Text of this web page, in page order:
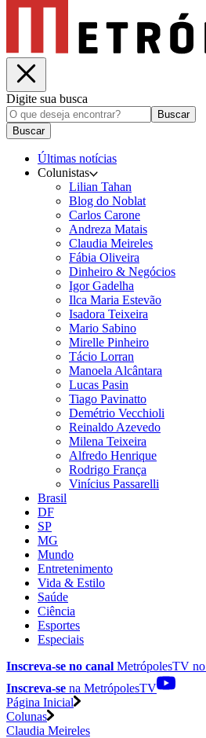
Digite sua busca
Buscar
Buscar
Últimas notícias
Colunistas
Lilian Tahan
Blog do Noblat
Carlos Carone
Andreza Matais
Claudia Meireles
Fábia Oliveira
Dinheiro & Negócios
Igor Gadelha
Ilca Maria Estevão
Isadora Teixeira
Mario Sabino
Mirelle Pinheiro
Tácio Lorran
Manoela Alcântara
Lucas Pasin
Tiago Pavinatto
Demétrio Vecchioli
Reinaldo Azevedo
Milena Teixeira
Alfredo Henrique
Rodrigo França
Vinícius Passarelli
Brasil
DF
SP
MG
Mundo
Entretenimento
Vida & Estilo
Saúde
Ciência
Esportes
Especiais
Inscreva-se no canal MetrópolesTV no
Inscreva-se na MetrópolesTV
Página Inicial
Colunas
Claudia Meireles